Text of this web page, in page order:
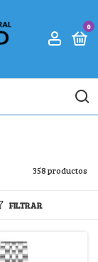
0
358 productos
FILTRAR